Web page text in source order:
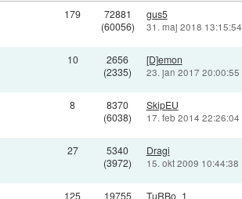
179
72881
(60056)
gus5
31. maj 2018 13:15:54
10
2656
(2335)
[D]emon
23. jan 2017 20:00:55
8
8370
(6038)
SkipEU
17. feb 2014 22:26:04
27
5340
(3972)
Dragi
15. okt 2009 10:44:38
125
19755
TuRBo_1